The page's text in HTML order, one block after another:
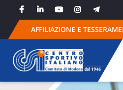
content
AFFILIAZIONE E